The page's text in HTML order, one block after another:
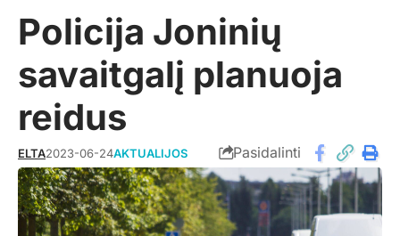
Policija Joninių
savaitgalį planuoja
reidus
ELTA2023-06-24AKTUALIJOS Pasidalinti